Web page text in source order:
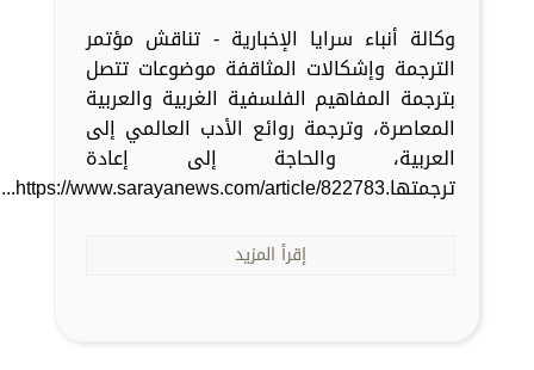
وكالة أنباء سرايا الإخبارية - تناقش مؤتمر
الترجمة وإشكالات المثاقفة موضوعات تتصل
بترجمة المفاهيم الفلسفية الغربية والعربية
المعاصرة، وترجمة روائع الأدب العالمي إلى
العربية، والحاجة إلى إعادة
ترجمتها.https://www.sarayanews.com/article/822783...
إقرأ المزيد